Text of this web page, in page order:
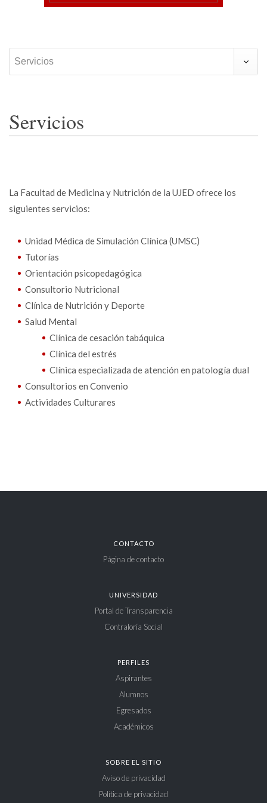
Servicios
Servicios
La Facultad de Medicina y Nutrición de la UJED ofrece los
siguientes servicios:
Unidad Médica de Simulación Clínica (UMSC)
Tutorías
Orientación psicopedagógica
Consultorio Nutricional
Clínica de Nutrición y Deporte
Salud Mental
Clínica de cesación tabáquica
Clínica del estrés
Clínica especializada de atención en patología dual
Consultorios en Convenio
Actividades Culturares
CONTACTO
Página de contacto
UNIVERSIDAD
Portal de Transparencia
Contraloría Social
PERFILES
Aspirantes
Alumnos
Egresados
Académicos
SOBRE EL SITIO
Aviso de privacidad
Política de privacidad